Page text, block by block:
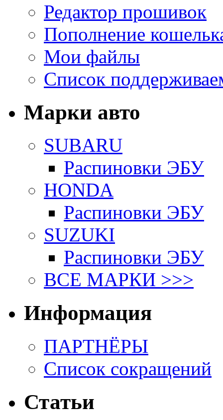
Редактор прошивок
Пополнение
Мои файлы
Список
Марки авто
SUBARU
Распиновки ЭБУ
HONDA
Распиновки ЭБУ
SUZUKI
Распиновки ЭБУ
ВСЕ МАРКИ >>>
Информация
ПАРТНЁРЫ
Список сокращений
Статьи